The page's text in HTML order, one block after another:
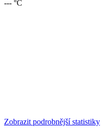
--- °C
Zobrazit podrobnější statistiky